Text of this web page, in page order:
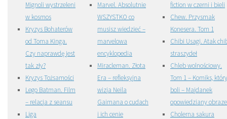
Mignoli wystrzeleni
w kosmos
Kryzys Bohaterów
od Toma Kinga.
Czy naprawdę jest
tak zły?
Kryzys Tożsamości
Lego Batman. Film
– relacja z seansu
Liga
Marvel. Absolutnie
WSZYSTKO co
musisz wiedzieć –
marvelowa
encyklopedia
Miracleman. Złota
Era – refleksyjna
wizja Neila
Gaimana o cudach
i ich cenie
fiction w czerni i bieli
Chew. Przysmak
Konesera. Tom 1
Chibi Usagi. Atak
straszydeł
Chleb wolnościowy.
Tom 1 – Komiks, który
boli – Majdanek
opowiedziany
Cholerna sakura